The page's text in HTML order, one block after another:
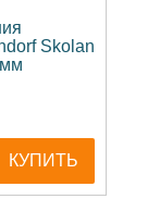
Skolan
КУПИТЬ